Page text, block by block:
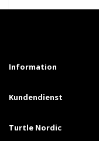
Information
Kundendienst
Turtle Nordic